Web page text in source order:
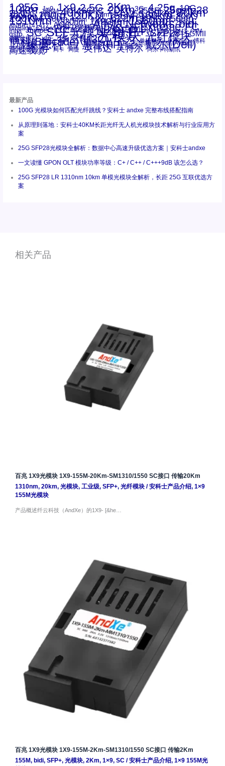
1.25G 1x9 1×9 2.5G 2Km 3G 4.25g 10G
10km 15KM 16G 16GFC 20km 25GE 25gsfp28
28.05G 30km 40Km 50m 53.125G 60km 80km
100km 100m 120KM 155M 160km 200G
200KM 300m 400m 550m 622m 800G 850nm
1310nm 1330nm 1490nm 1550nm 2500m
ANBR-1414TZ AOC Arista Arista Networks bidi
Brocade Cisco CSFP光模块 DAC Dell Extreme FC
Intel Juniper LC MPO-LC Netgear NVIDIA OM2 OM3 OM4
qsfp SC SFF光模块 SFP+ SFP28 SGMII
st螺纹接口 xfp 万兆 交换机 光模块 光纤模块
千兆光模块 华三 华三(H3C) 华为 单模单芯 单模双芯 博科
博科(Brocade) 博通 友讯 多模 安华高 安华高(Avago)
工业级 思科 惠普 惠普(HP) 戴尔 戴尔(Dell)
百兆 瞻博 网卡 网捷 英伟达 英特尔 阿尔卡特朗讯
高速线缆
最新产品
100G 光模块如何匹配光纤跳线？安科士 andxe 完整布线搭配指南
从原理到落地：安科士40KM长距光纤无人机光模块技术解析与行业应用方
案
25G SFP28光模块全解析：数据中心高速升级优选方案｜安科士andxe
一文读懂 GPON OLT 模块功率等级：C+ / C++ / C+++9dB 该怎么选？
25G SFP28 LR 1310nm 10km 单模光模块全解析，长距 25G 互联优选方
案
相关产品
百兆 1X9光模块 1X9-155M-20Km-SM1310/1550 SC接口 传输20Km
1310nm, 20km, 光模块, 工业级, SFP+, 光纤模块/安科士产品介绍, 1×9
155M光模块
产品概述纤云科技（AndXe）的1X9- [&he…
百兆 1X9光模块 1X9-155M-2Km-SM1310/1550 SC接口 传输2Km
155M, bidi, SFP+, 光模块, 2Km, 1×9, SC/安科士产品介绍, 1×9 155M光